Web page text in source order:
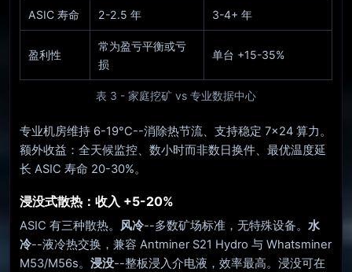
表 3 - 家庭挖矿 vs 专业数据中心
ASIC 寿命 2-2.5 年 3-4+ 年
盈利性
常为盈亏平衡或亏
损
单台 +15-35%
专业机房维持 6-19°C--消除热节流、支持稳定 7×24 算力。
额外收益：全天候监控、数小时而非数日换件、最优温度延
长 ASIC 寿命 20-30%。
浸没式散热：收入 +5-20%
ASIC 有三种散热。 风冷--多数矿场标准，无特殊设备。 水
冷--液冷热交换，兼容 Antminer S21 Hydro 与 Whatsminer
M53/M56s。 浸没--整板浸入介电液，效率最高。浸没可在